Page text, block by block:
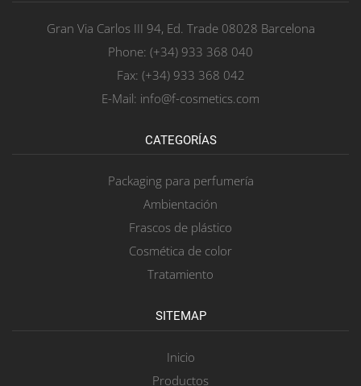
Gran Via Carlos III 94, Ed. Trade 08028 Barcelona
Phone: (+34) 933 368 040
Fax: (+34) 933 368 042
E-Mail: info@f-cosmetics.com
CATEGORÍAS
Packaging para perfumería
Ambientación
Frascos de plástico
Cosmética de color
Tratamiento
SITEMAP
Inicio
Productos